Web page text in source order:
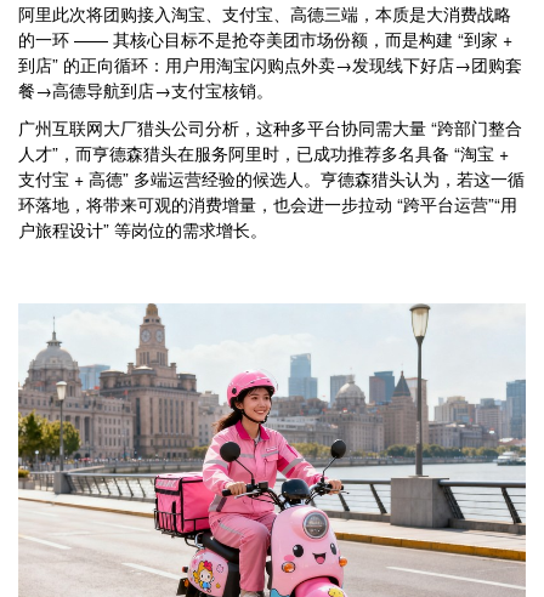
阿里此次将团购接入淘宝、支付宝、高德三端，本质是大消费战略
的一环 —— 其核心目标不是抢夺美团市场份额，而是构建 “到家 +
到店” 的正向循环：用户用淘宝闪购点外卖→发现线下好店→团购套
餐→高德导航到店→支付宝核销。
广州互联网大厂猎头公司分析，这种多平台协同需大量 “跨部门整合
人才”，而亨德森猎头在服务阿里时，已成功推荐多名具备 “淘宝 +
支付宝 + 高德” 多端运营经验的候选人。亨德森猎头认为，若这一循
环落地，将带来可观的消费增量，也会进一步拉动 “跨平台运营”“用
户旅程设计” 等岗位的需求增长。